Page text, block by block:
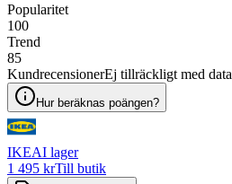
Popularitet
100
Trend
85
KundrecensionerEj tillräckligt med data
Hur beräknas poängen?
IKEAI lager
1 495 krTill butik